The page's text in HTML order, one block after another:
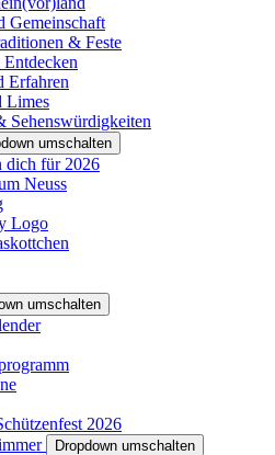
Gemeinschaft
& Feste
Erfahren
Limes
Sehenswürdigkeiten
umschalten
dich für 2026
Neuss
Logo
umschalten
2026
Dropdown umschalten